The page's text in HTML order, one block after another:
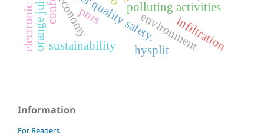
water quality safety.polluting activities
economy environment
sustainability
pnrs infiltration
orange juice hysplit
Information
For Readers